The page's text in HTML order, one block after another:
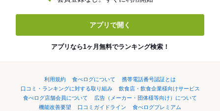
アプリで開く
アプリなら1ヶ月無料でランキング検索！
利用規約 食べログについて
携帯電話番号認証とは
口コミ・ランキングに対する取り組み
飲食店・飲食企業様向けサービス
食べログ店舗会員について
広告（メーカー・団体様等向け）について
機能改善要望
口コミガイドライン
食べログプレミアム